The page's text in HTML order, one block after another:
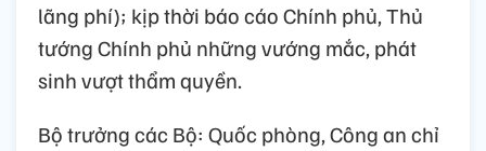
lãng phí); kịp thời báo cáo Chính phủ, Thủ
tướng Chính phủ những vướng mắc, phát
sinh vượt thẩm quyền.
Bộ trưởng các Bộ: Quốc phòng, Công an chỉ